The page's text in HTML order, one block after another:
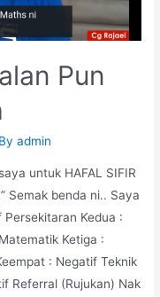
Pun
admin
untuk HAFAL SIFIR
Semak benda ni.. Saya
Kedua :
Ketiga :
: Negatif Teknik
Referral (Rujukan) Nak